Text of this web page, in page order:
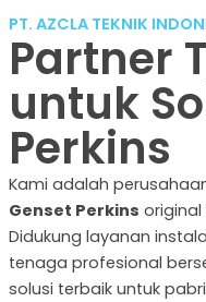
PT. AZCLA TEKNIK
Partner
untuk
Perkins
Kami adalah
Genset Perkins original
Didukung layanan
tenaga profesional
solusi terbaik untuk